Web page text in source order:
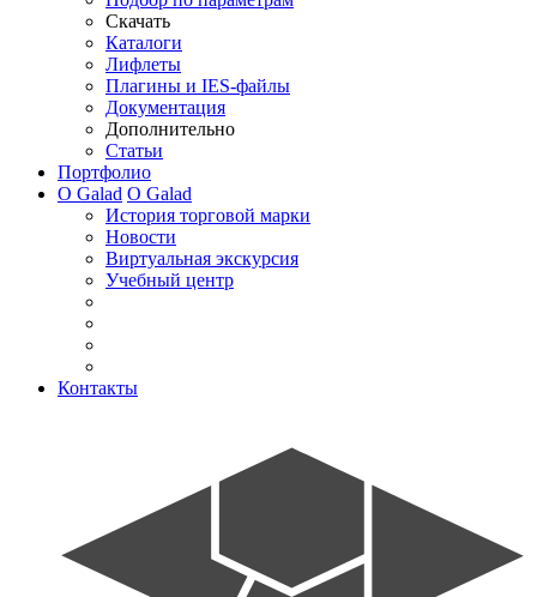
Скачать
Каталоги
Лифлеты
Плагины и IES-файлы
Документация
Дополнительно
Статьи
Портфолио
О Galad О Galad
История торговой марки
Новости
Виртуальная экскурсия
Учебный центр
Контакты